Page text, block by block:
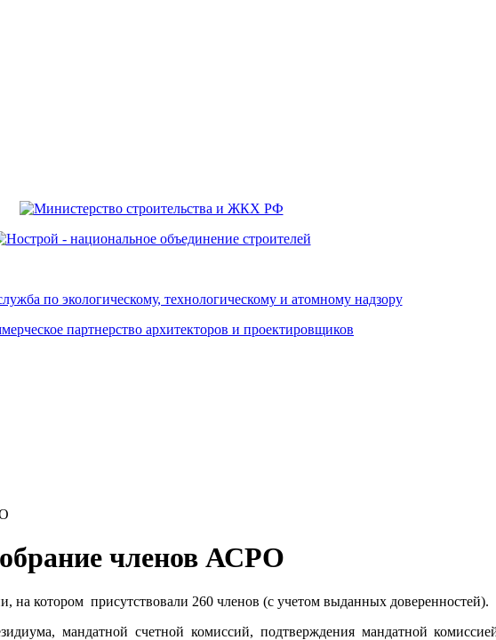
членов АСРО
котором присутствовали 260 членов (с учетом выданных доверенностей).
мандатной счетной комиссий, подтверждения мандатной